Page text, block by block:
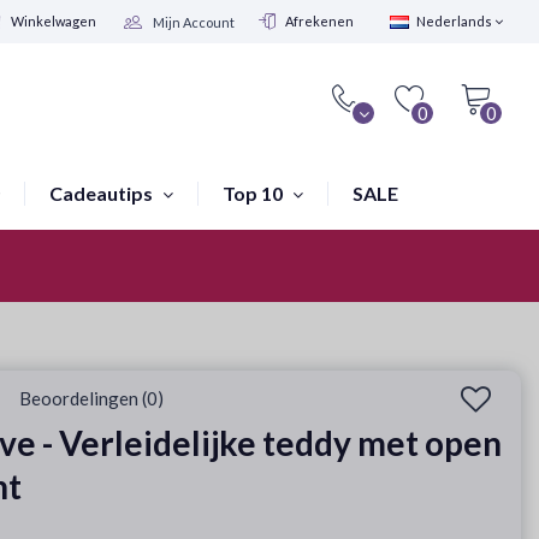
Nederlands
Winkelwagen Mijn Account Afrekenen
0
0
Cadeautips Top 10 SALE
Beoordelingen (0)
- Verleidelijke teddy met open